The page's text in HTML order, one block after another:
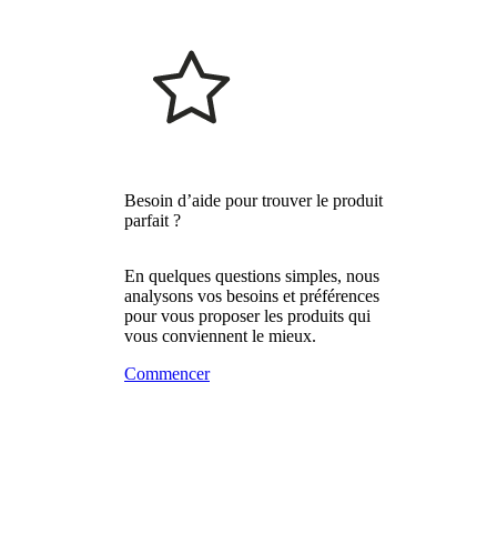
Besoin d’aide pour trouver le produit
parfait ?
En quelques questions simples, nous
analysons vos besoins et préférences
pour vous proposer les produits qui
vous conviennent le mieux.
Commencer